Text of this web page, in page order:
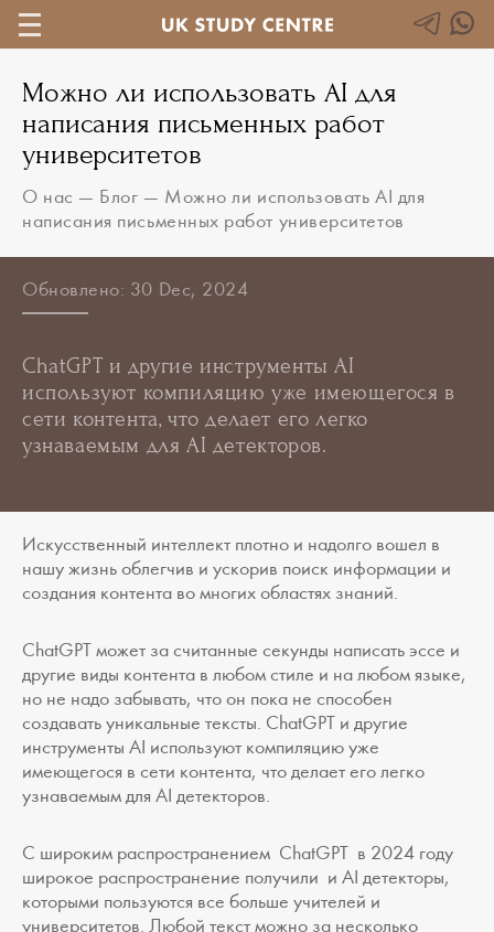
Можно ли использовать AI для
написания письменных работ
университетов
О нас — Блог — Можно ли использовать AI для
написания письменных работ университетов
Обновлено: 30 Dec, 2024
ChatGPT и другие инструменты AI
используют компиляцию уже имеющегося в
сети контента, что делает его легко
узнаваемым для AI детекторов.
Искусственный интеллект плотно и надолго вошел в
нашу жизнь облегчив и ускорив поиск информации и
создания контента во многих областях знаний.
ChatGPT может за cчитанные секунды написать эссе и
другие виды контента в любом стиле и на любом языке,
но не надо забывать, что он пока не способен
создавать уникальные тексты. ChatGPT и другие
инструменты AI используют компиляцию уже
имеющегося в сети контента, что делает его легко
узнаваемым для AI детекторов.
С широким распространением ChatGPT в 2024 году
широкое распространение получили и AI детекторы,
которыми пользуются все больше учителей и
университетов. Любой текст можно за несколько